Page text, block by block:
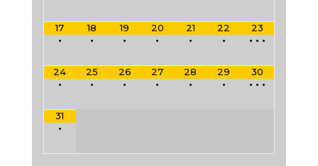
17
•
18
•
19
•
20
•
21
•
22
•
23
• • •
24
•
25
•
26
•
27
•
28
•
29
•
30
• • •
31
•